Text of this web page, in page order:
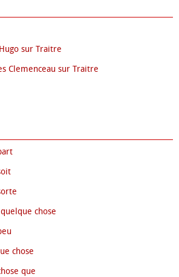
sur Traitre
Clemenceau sur Traitre
chose
chose
que